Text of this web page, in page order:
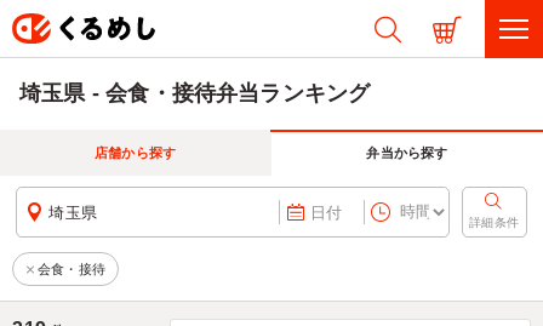
埼玉県 - 会食・接待弁当ランキング
店舗から探す 弁当から探す
埼玉県 日付
詳細条件
会食・接待